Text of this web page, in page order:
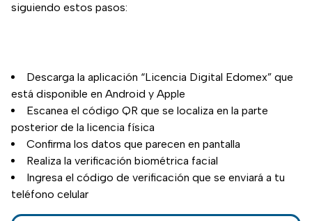
siguiendo estos pasos:
Descarga la aplicación “Licencia Digital Edomex” que
está disponible en Android y Apple
Escanea el código QR que se localiza en la parte
posterior de la licencia física
Confirma los datos que parecen en pantalla
Realiza la verificación biométrica facial
Ingresa el código de verificación que se enviará a tu
teléfono celular